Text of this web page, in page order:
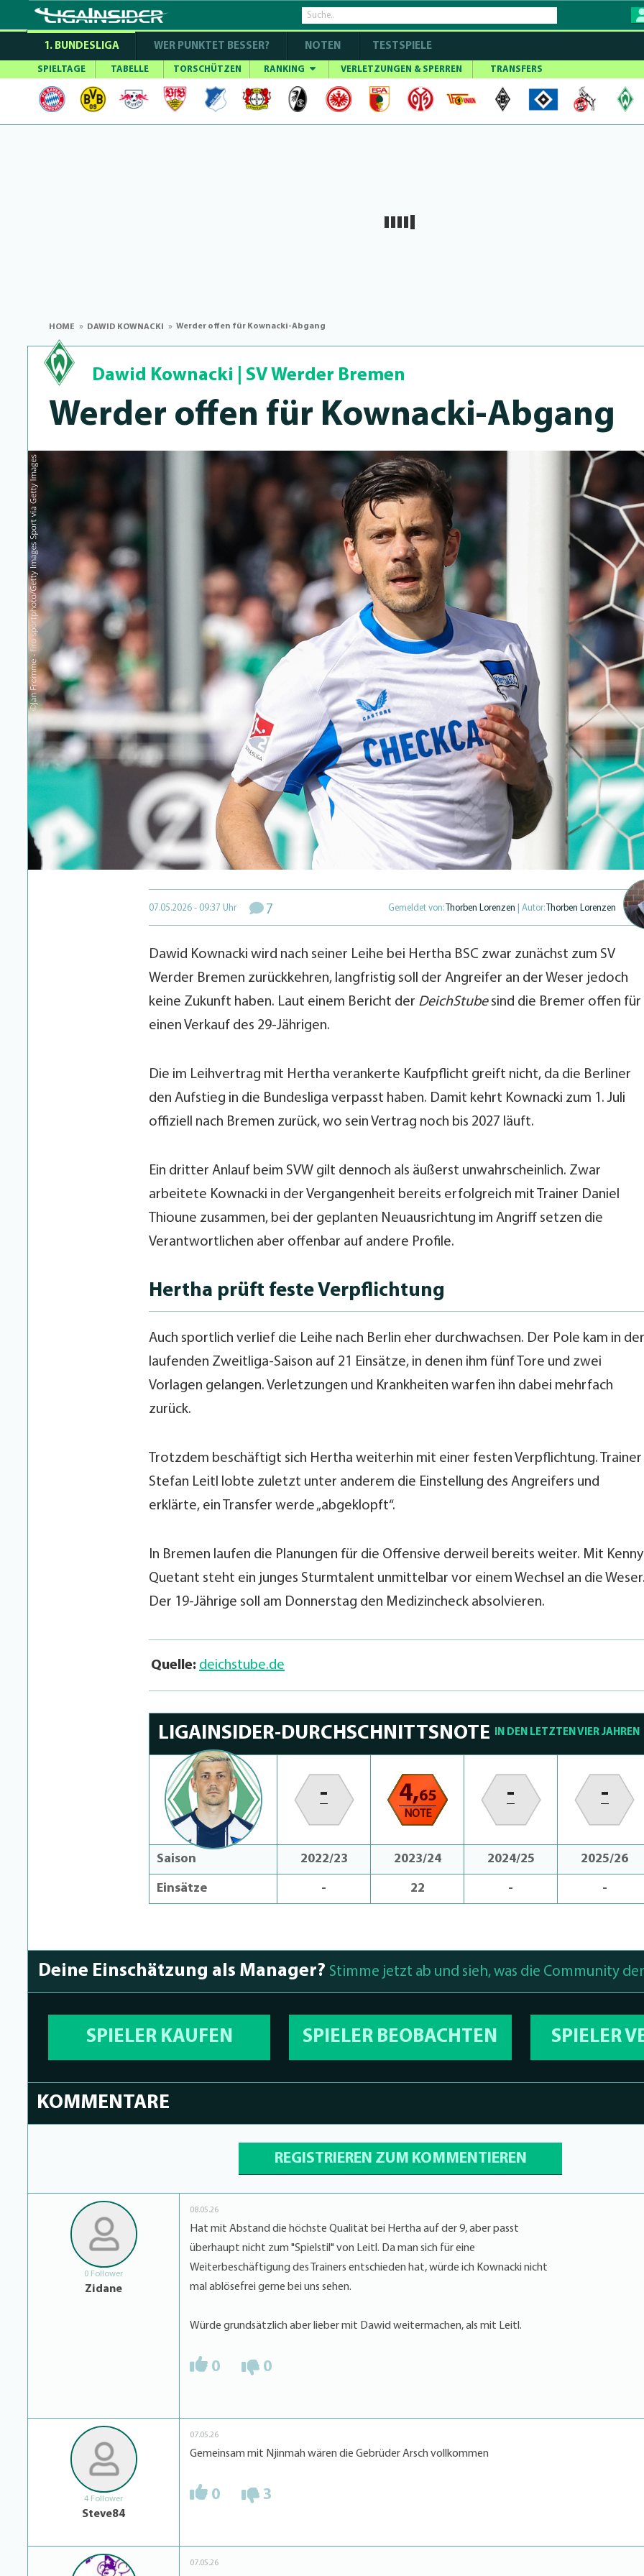
1. BUNDESLIGA WER PUNKTET BESSER? NOTEN TESTSPIELE
SPIELTAGE TABELLE TORSCHÜTZEN RANKING VERLETZUNGEN & SPERREN TRANSFERS
HOME DAWID KOWNACKI Werder offen für Kownacki-Abgang
Dawid Kownacki SV Werder Bremen
Werder offen für Kow­na­cki-Abgang
07.05.2026 - 09:37 Uhr 7 Gemeldet von: Thorben Lorenzen | Autor: Thorben Lorenzen
Dawid Kownacki wird nach seiner Leihe bei Hertha BSC zwar zunächst zum SV
Werder Bremen zurückkehren, langfristig soll der Angreifer an der Weser jedoch
keine Zukunft haben. Laut einem Bericht der DeichStubesind die Bremer offen für
einen Verkauf des 29-Jährigen.
Die im Leihvertrag mit Hertha verankerte Kaufpflicht greift nicht, da die Berliner
den Aufstieg in die Bundesliga verpasst haben. Damit kehrt Kownacki zum 1. Juli
offiziell nach Bremen zurück, wo sein Vertrag noch bis 2027 läuft.
Ein dritter Anlauf beim SVW gilt dennoch als äußerst unwahrscheinlich. Zwar
arbeitete Kownacki in der Vergangenheit bereits erfolgreich mit Trainer Daniel
Thioune zusammen, bei der geplanten Neuausrichtung im Angriff setzen die
Verantwortlichen aber offenbar auf andere Profile.
Hertha prüft feste Verpflichtung
Auch sportlich verlief die Leihe nach Berlin eher durchwachsen. Der Pole kam in der
laufenden Zweitliga-Saison auf 21 Einsätze, in denen ihm fünf Tore und zwei
Vorlagen gelangen. Verletzungen und Krankheiten warfen ihn dabei mehrfach
zurück.
Trotzdem beschäftigt sich Hertha weiterhin mit einer festen Verpflichtung. Trainer
Stefan Leitl lobte zuletzt unter anderem die Einstellung des Angreifers und
erklärte, ein Transfer werde „abgeklopft“.
In Bremen laufen die Planungen für die Offensive derweil bereits weiter. Mit Kenny
Quetant steht ein junges Sturmtalent unmittelbar vor einem Wechsel an die
Der 19-Jährige soll am Donnerstag den Medizincheck absolvieren.
Quelle: deichstube.de
LIGAINSIDER-DURCHSCHNITTSNOTE IN DEN LETZTEN VIER JAHREN
- 4,65
NOTE
- -
Saison 2022/23 2023/24 2024/25 2025/26
Einsätze - 22 - -
Deine Einschätzung als Manager? Stimme jetzt ab und sieh, was die Community
SPIELER KAUFEN SPIELER BEOBACHTEN SPIELER
KOMMENTARE
REGISTRIEREN ZUM KOMMENTIEREN
0 Follower
Zidane
08.05.26
Hat mit Abstand die höchste Qualität bei Hertha auf der 9, aber passt
überhaupt nicht zum "Spielstil" von Leitl. Da man sich für eine
Weiterbeschäftigung des Trainers entschieden hat, würde ich Kownacki nicht
mal ablösefrei gerne bei uns sehen.
Würde grundsätzlich aber lieber mit Dawid weitermachen, als mit Leitl.
0 0
4 Follower
Steve84
07.05.26
Gemeinsam mit Njinmah wären die Gebrüder Arsch vollkommen
0 3
07.05.26